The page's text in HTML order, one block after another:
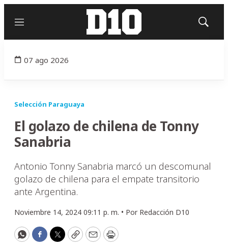
Menú
Mostrar
07 ago 2026
Selección Paraguaya
El golazo de chilena de Tonny
Sanabria
Antonio Tonny Sanabria marcó un descomunal
golazo de chilena para el empate transitorio
ante Argentina.
Noviembre 14, 2024 09:11 p. m. • Por Redacción D10
WhatsApp
Facebook
Twitter
CopyEmailPrint